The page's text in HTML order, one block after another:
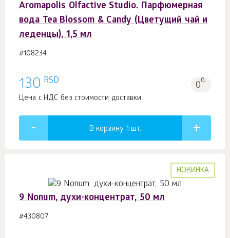
Aromapolis Olfactive Studio. Парфюмерная
вода Tea Blossom & Candy (Цветущий чай и
леденцы), 1,5 мл
#108234
130 RSD 0б.
Цена с НДС без стоимости доставки
В корзину 1 шт.
НОВИНКА
9 Nonum, духи-концентрат, 50 мл
#430807